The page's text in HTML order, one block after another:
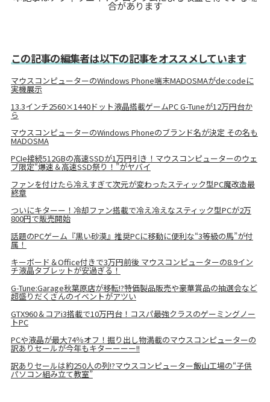
合があります
この記事の編集者は以下の記事をオススメしています
マウスコンピューターのWindows Phone端末MADOSMAがde:codeに
実機展示
13.3インチ2560×1440ドット液晶搭載ゲームPC G-Tuneが12万円台か
ら
マウスコンピューターのWindows Phoneのブランド名が決定 その名も
MADOSMA
PCIe接続512GBの高速SSDが1万円引き！マウスコンピューターのウェ
ブ限定“爆速＆高速SSD祭り！”がヤバイ
ファンを付けたら冷えすぎて次元が変わったスティック型PC魔改造最
終章
ついにキターー！冷却ファン搭載で冷え冷えなスティック型PCが2万
800円で販売開始
話題のPCゲーム『黒い砂漠』推奨PCに移動に便利な“3等級の馬”が付
属！
キーボード＆Office付きで3万円前後 マウスコンピューターの8.9イン
チ液晶タブレットが安過ぎる！
G-Tune:Garage秋葉原店が移転!?特価製品販売や豪華賞品の抽選会など
超盛りだくさんのイベントがアツい
GTX960＆コアi3搭載で10万円台！コスパ最強クラスのゲーミングノー
トPC
PCや液晶が最大74％オフ！掘り出し物満載のマウスコンピューターの
訳ありセールが今年もキターーーー!!
訳ありセールは約250人の列!?マウスコンピューター飯山工場の“子供
パソコン組み立て教室”